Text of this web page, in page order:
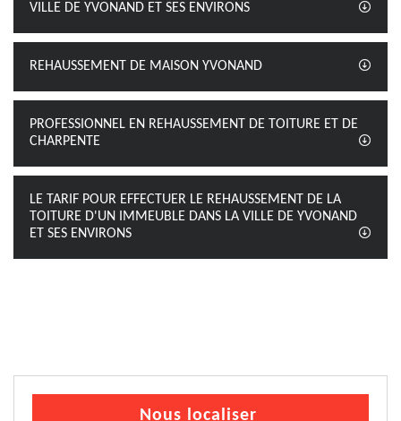
VILLE DE YVONAND ET SES ENVIRONS
REHAUSSEMENT DE MAISON YVONAND
PROFESSIONNEL EN REHAUSSEMENT DE TOITURE ET DE
CHARPENTE
LE TARIF POUR EFFECTUER LE REHAUSSEMENT DE LA
TOITURE D'UN IMMEUBLE DANS LA VILLE DE YVONAND
ET SES ENVIRONS
Nous localiser